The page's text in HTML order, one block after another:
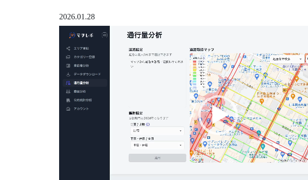
2026.01.28
プ
レ
ー
ヤ
ー